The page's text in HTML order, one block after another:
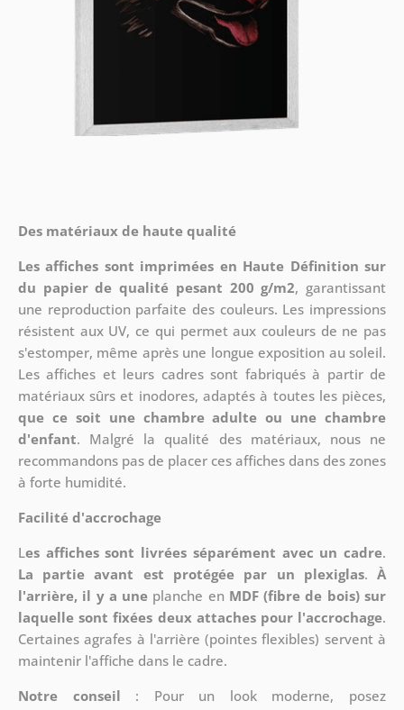
Des matériaux de haute qualité
Les affiches sont imprimées en Haute Définition sur
du papier de qualité pesant 200 g/m2, garantissant
une reproduction parfaite des couleurs. Les impressions
résistent aux UV, ce qui permet aux couleurs de ne pas
s'estomper, même après une longue exposition au soleil.
Les affiches et leurs cadres sont fabriqués à partir de
matériaux sûrs et inodores, adaptés à toutes les pièces,
que ce soit une chambre adulte ou une chambre
d'enfant. Malgré la qualité des matériaux, nous ne
recommandons pas de placer ces affiches dans des zones
à forte humidité.
Facilité d'accrochage
Les affiches sont livrées séparément avec un cadre.
La partie avant est protégée par un plexiglas.À
l'arrière, il y a une planche en MDF (fibre de bois) sur
laquelle sont fixées deux attaches pour l'accrochage.
Certaines agrafes à l'arrière (pointes flexibles) servent à
maintenir l'affiche dans le cadre.
Notre conseil : Pour un look moderne, posez